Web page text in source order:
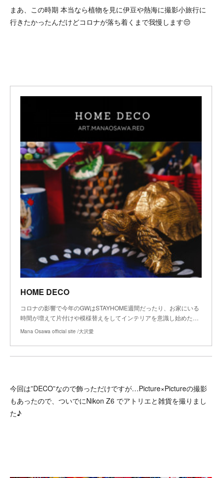
まあ、この時期 本当なら植物を見に伊豆や熱海に撮影小旅行に
行きたかったんだけどコロナが落ち着くまで我慢します😔
HOME DECO
コロナの影響で今年のGWはSTAYHOME週間だったり、お家にいる
時間が増えて片付けや模様替えをしてインテリアを意識し始めた…
Mana Osawa official site /大沢愛
今回は”DECO”なので飾っただけですが…Picture×Pictureの撮影
もあったので、ついでにNikon Z6 でアトリエと雑貨を撮りまし
た♪